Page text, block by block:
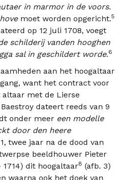
in marmor in de voors.
moet worden opgericht.5
op 12 juli 1708, voegt
schilderij vanden hooghen
sal in geschildert worde.6
aan het hoogaltaar
want het contract voor
met de Lierse
dateert reeds van 9
onder meer een modelle
door den heere
twee jaar na de dood van
beeldhouwer Pieter
1714) dit hoogaltaar8 (afb. 3)
waarna ook het doek van